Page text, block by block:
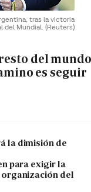
tras la victoria
del Mundial. (Reuters)
del mundo
es seguir
la dimisión de
para exigir la
del